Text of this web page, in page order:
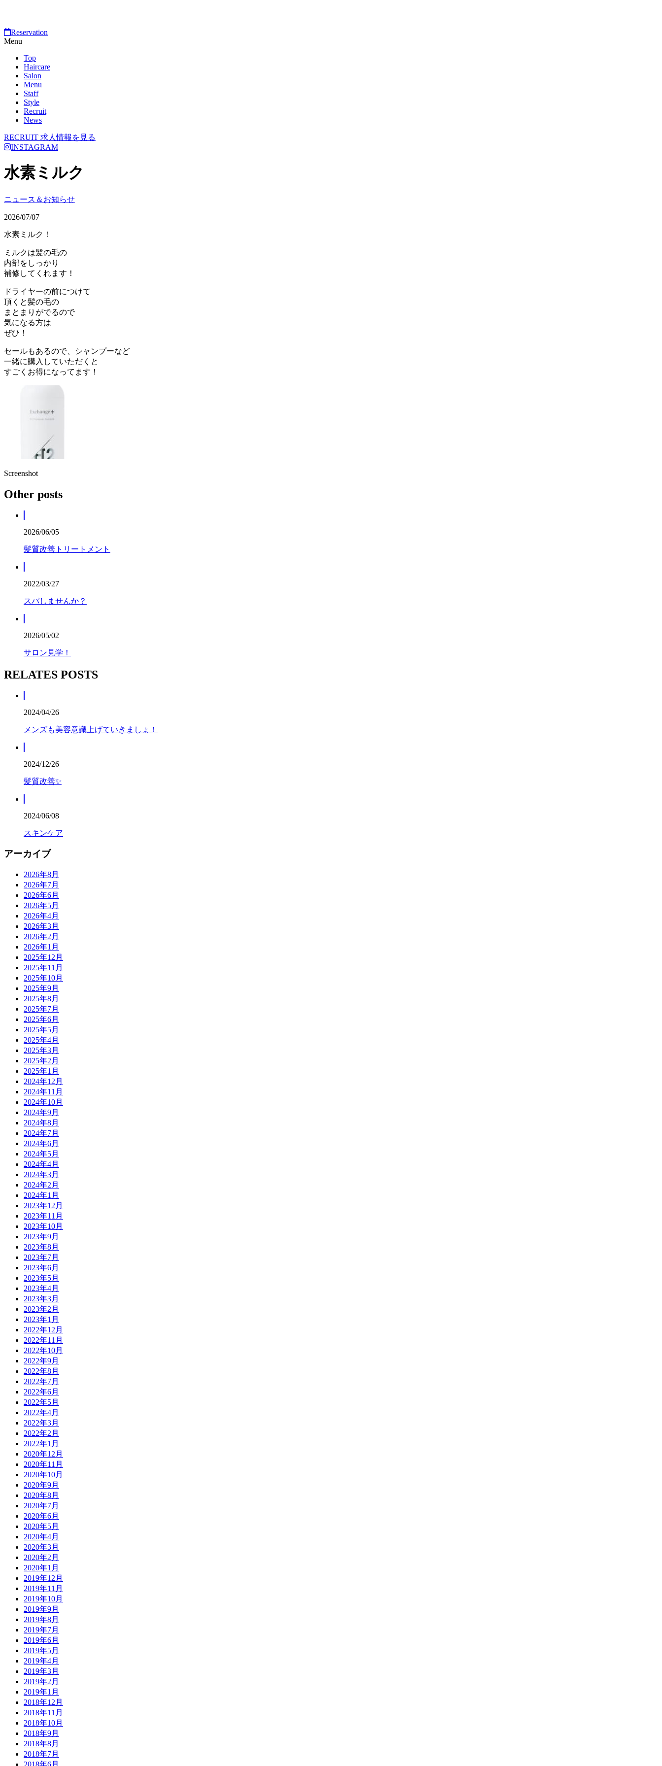
Reservation
Menu
Top
Haircare
Salon
Menu
Staff
Style
Recruit
News
RECRUIT 求人情報を見る
INSTAGRAM
水素ミルク
ニュース＆お知らせ
2026/07/07
水素ミルク！
ミルクは髪の毛の
内部をしっかり
補修してくれます！
ドライヤーの前につけて
頂くと髪の毛の
まとまりがでるので
気になる方は
ぜひ！
セールもあるので、シャンプーなど
一緒に購入していただくと
すごくお得になってます！
Screenshot
Other posts
2026/06/05
髪質改善トリートメント
2022/03/27
スパしませんか？
2026/05/02
サロン見学！
RELATES POSTS
2024/04/26
メンズも美容意識上げていきましょ！
2024/12/26
髪質改善✨
2024/06/08
スキンケア
アーカイブ
2026年8月
2026年7月
2026年6月
2026年5月
2026年4月
2026年3月
2026年2月
2026年1月
2025年12月
2025年11月
2025年10月
2025年9月
2025年8月
2025年7月
2025年6月
2025年5月
2025年4月
2025年3月
2025年2月
2025年1月
2024年12月
2024年11月
2024年10月
2024年9月
2024年8月
2024年7月
2024年6月
2024年5月
2024年4月
2024年3月
2024年2月
2024年1月
2023年12月
2023年11月
2023年10月
2023年9月
2023年8月
2023年7月
2023年6月
2023年5月
2023年4月
2023年3月
2023年2月
2023年1月
2022年12月
2022年11月
2022年10月
2022年9月
2022年8月
2022年7月
2022年6月
2022年5月
2022年4月
2022年3月
2022年2月
2022年1月
2020年12月
2020年11月
2020年10月
2020年9月
2020年8月
2020年7月
2020年6月
2020年5月
2020年4月
2020年3月
2020年2月
2020年1月
2019年12月
2019年11月
2019年10月
2019年9月
2019年8月
2019年7月
2019年6月
2019年5月
2019年4月
2019年3月
2019年2月
2019年1月
2018年12月
2018年11月
2018年10月
2018年9月
2018年8月
2018年7月
2018年6月